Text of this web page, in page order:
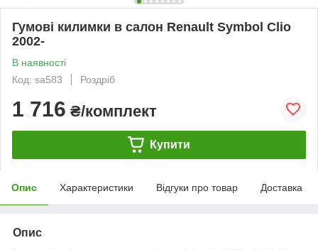
Гумові килимки в салон Renault Symbol Clio
2002-
В наявності
Код: sa583
Роздріб
1 716 ₴/комплект
Купити
Опис Характеристики Відгуки про товар Доставка
Опис